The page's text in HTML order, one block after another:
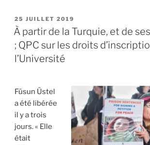
PUBLIÉ
LE
25 JUILLET 2019
À partir de la Turquie, et de
; QPC sur les droits
l’Université
Füsun Üstel
a été libérée
il y a trois
jours. « Elle
était